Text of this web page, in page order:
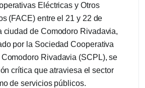
Eléctricas y Otros
(FACE) entre el 21 y 22 de
ciudad de Comodoro Rivadavia,
por la Sociedad Cooperativa
Rivadavia (SCPL), se
crítica que atraviesa el sector
de servicios públicos.